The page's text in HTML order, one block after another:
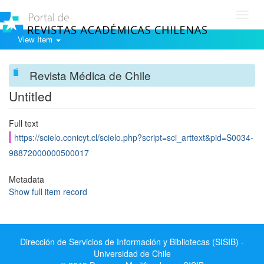
View Item
Revista Médica de Chile
Untitled
Full text
https://scielo.conicyt.cl/scielo.php?script=sci_arttext&pid=S0034-
98872000000500017
Metadata
Show full item record
Dirección de Servicios de Información y Bibliotecas (SISIB) -
Universidad de Chile